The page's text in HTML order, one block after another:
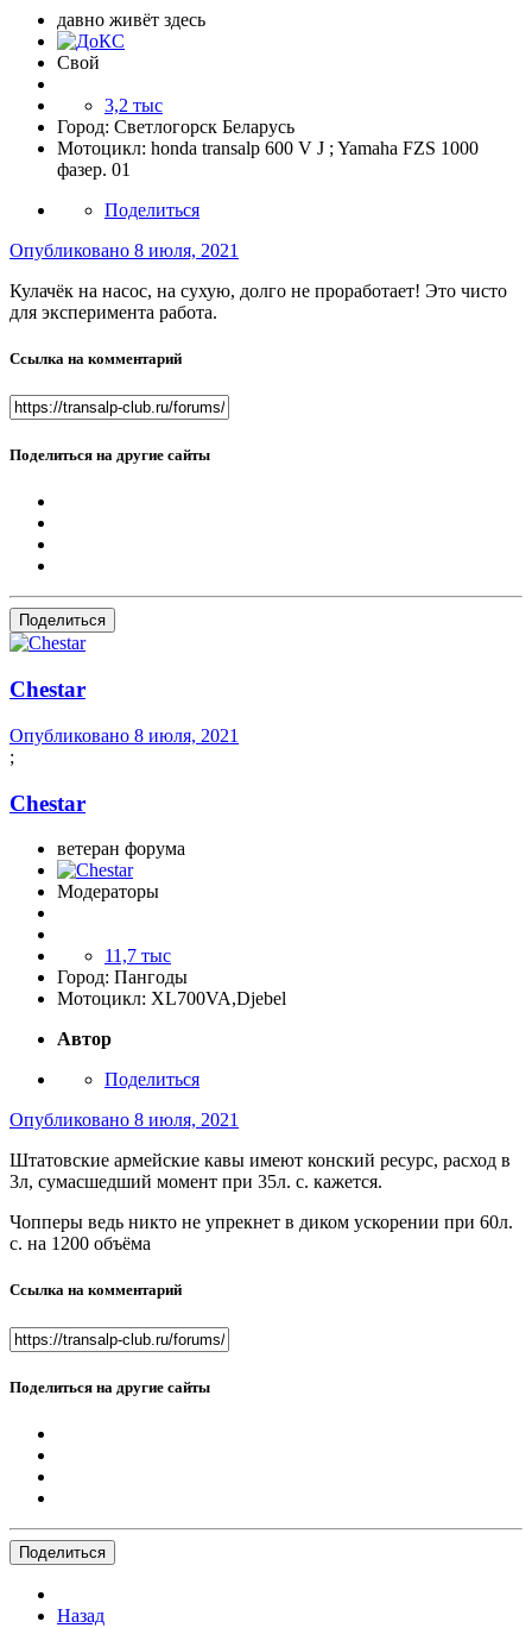
давно живёт здесь
Свой
3,2 тыс
Город: Светлогорск Беларусь
Мотоцикл: honda transalp 600 V J ; Yamaha FZS 1000
фазер. 01
Поделиться
Опубликовано 8 июля, 2021
Кулачёк на насос, на сухую, долго не проработает! Это чисто
для эксперимента работа.
Ссылка на комментарий
Поделиться на другие сайты
Поделиться
Сhestar
Опубликовано 8 июля, 2021
;
Сhestar
ветеран форума
Модераторы
11,7 тыс
Город: Пангоды
Мотоцикл: XL700VA,Djebel
Автор
Поделиться
Опубликовано 8 июля, 2021
Штатовские армейские кавы имеют конский ресурс, расход в
3л, сумасшедший момент при 35л. с. кажется.
Чопперы ведь никто не упрекнет в диком ускорении при 60л.
с. на 1200 объёма
Ссылка на комментарий
Поделиться на другие сайты
Поделиться
Назад